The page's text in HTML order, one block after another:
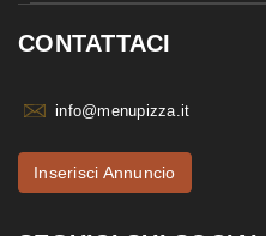
CONTATTACI
info@menupizza.it
Inserisci Annuncio